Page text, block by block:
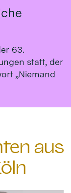
63.
statt, der
„Niemand
aus